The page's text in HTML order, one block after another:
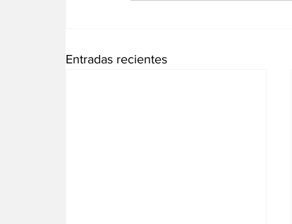
Entradas recientes